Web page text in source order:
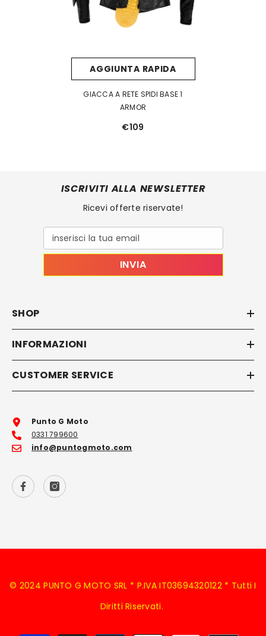
AGGIUNTA RAPIDA
GIACCA A RETE SPIDI BASE 1
ARMOR
€109
ISCRIVITI ALLA NEWSLETTER
Ricevi offerte riservate!
inserisci la tua email
INVIA
SHOP
INFORMAZIONI
CUSTOMER SERVICE
Punto G Moto
0331 799600
info@puntogmoto.com
© 2024 PUNTO G MOTO SRL * P.IVA IT03694320122 * Tutti I
Diritti Riservati.